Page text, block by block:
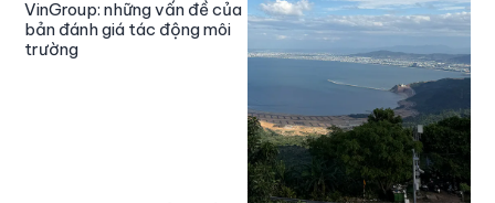
VinGroup: những vấn đề của
bản đánh giá tác động môi
trường